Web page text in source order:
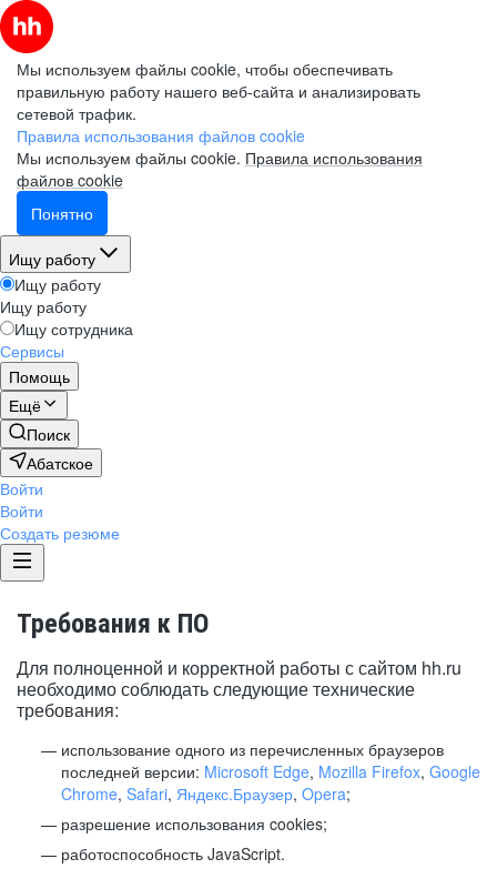
Мы используем файлы cookie, чтобы обеспечивать
правильную работу нашего веб-сайта и анализировать
сетевой трафик.
Правила использования файлов cookie
Мы используем файлы cookie. Правила использования
файлов cookie
Понятно
Ищу работу
Ищу работу
Ищу работу
Ищу сотрудника
Сервисы
Помощь
Ещё
Поиск
Абатское
Войти
Войти
Создать резюме
Требования к ПО
Для полноценной и корректной работы с сайтом hh.ru
необходимо соблюдать следующие технические
требования:
использование одного из перечисленных браузеров
последней версии: Microsoft Edge, Mozilla Firefox, Google
Chrome, Safari, Яндекс.Браузер, Opera;
разрешение использования cookies;
работоспособность JavaScript.